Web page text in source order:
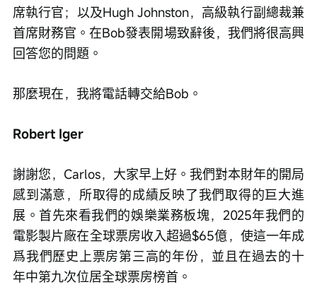
席執行官；以及Hugh Johnston，高級執行副總裁兼
首席財務官。在Bob發表開場致辭後，我們將很高興
回答您的問題。
那麼現在，我將電話轉交給Bob。
Robert Iger
謝謝您，Carlos，大家早上好。我們對本財年的開局
感到滿意，所取得的成績反映了我們取得的巨大進
展。首先來看我們的娛樂業務板塊，2025年我們的
電影製片廠在全球票房收入超過$65億，使這一年成
爲我們歷史上票房第三高的年份，並且在過去的十
年中第九次位居全球票房榜首。